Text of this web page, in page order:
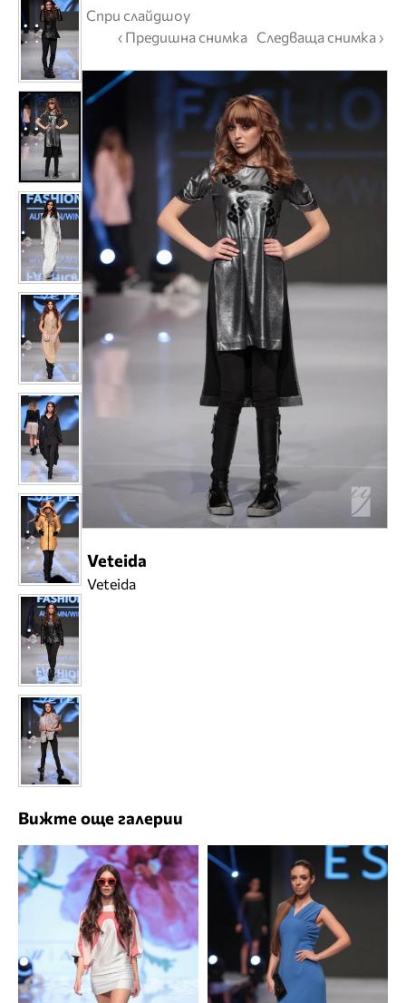
Спри слайдшоу
‹ Предишна снимка Следваща снимка ›
Veteida
Veteida
Вижте още галерии